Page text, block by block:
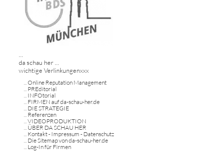
da schau her ...
wichtige Verlinkungenxxx
Online Reputation Management
PREditorial
INFOtorial
FIRMEN auf da-schau-her.de
DIE STRATEGIE
Referenzen
VIDEOPRODUKTION
ÜBER DA SCHAU HER
Kontakt - Impressum - Datenschutz
Die Sitemap von da-schau-her.de
Log-In für Firmen